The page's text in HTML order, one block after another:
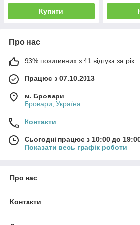
Купити
Про нас
93% позитивних з 41 відгука за рік
Працює з 07.10.2013
м. Бровари
Бровари, Україна
Контакти
Сьогодні працює з 10:00 до
Показати весь графік роботи
Про нас
Контакти